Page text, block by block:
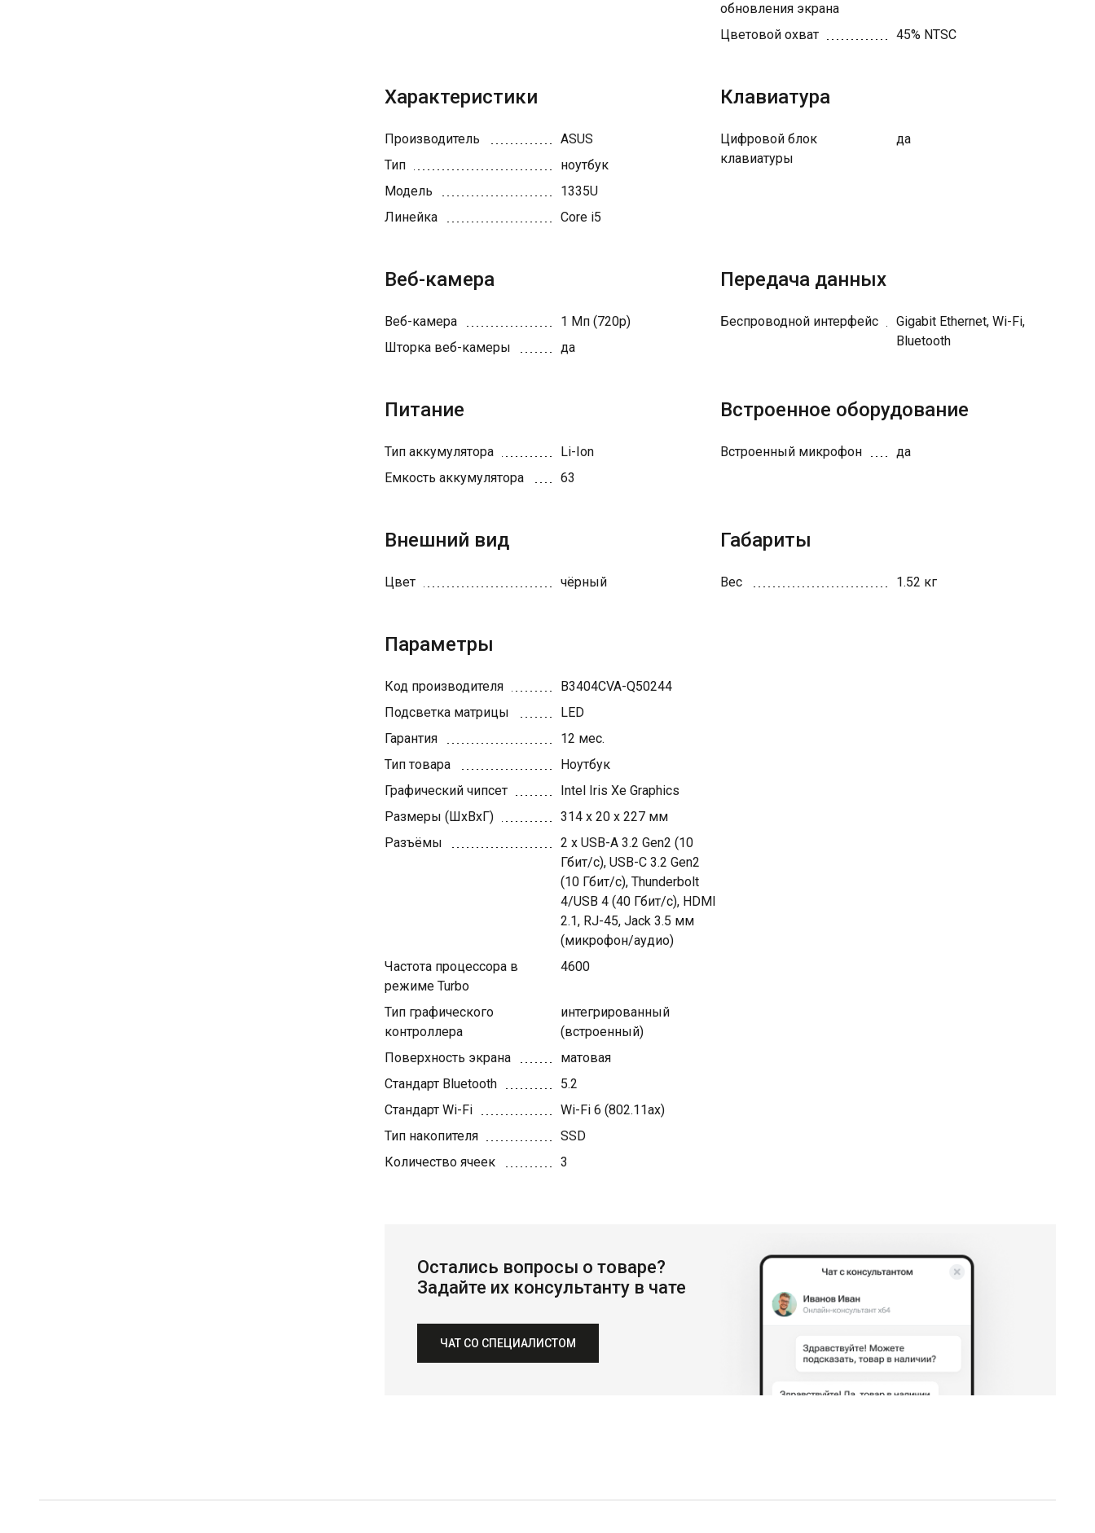
обновления экрана
Цветовой охват 45% NTSC
Характеристики
Производитель
ASUS
Тип
ноутбук
Модель
1335U
Линейка
Core i5
Клавиатура
Цифровой блок
клавиатуры
да
Веб-камера
Веб-камера
1 Мп (720p)
Шторка веб-камеры
да
Передача данных
Беспроводной интерфейс
Gigabit Ethernet, Wi-Fi,
Bluetooth
Питание
Тип аккумулятора
Li-Ion
Емкость аккумулятора
63
Встроенное оборудование
Встроенный микрофон да
Внешний вид
Цвет чёрный
Габариты
Вес 1.52 кг
Параметры
Код производителя
B3404CVA-Q50244
Подсветка матрицы
LED
Гарантия
12 мес.
Тип товара
Ноутбук
Графический чипсет
Intel Iris Xe Graphics
Размеры (ШхВхГ)
314 x 20 x 227 мм
Разъёмы
2 x USB-A 3.2 Gen2 (10
Гбит/с), USB-C 3.2 Gen2
(10 Гбит/с), Thunderbolt
4/USB 4 (40 Гбит/с), HDMI
2.1, RJ-45, Jack 3.5 мм
(микрофон/аудио)
Частота процессора в
режиме Turbo
4600
Тип графического
контроллера
интегрированный
(встроенный)
Поверхность экрана
матовая
Стандарт Bluetooth
5.2
Стандарт Wi-Fi
Wi-Fi 6 (802.11ax)
Тип накопителя
SSD
Количество ячеек
3
Остались вопросы о товаре?
Задайте их консультанту в чате
ЧАТ СО СПЕЦИАЛИСТОМ